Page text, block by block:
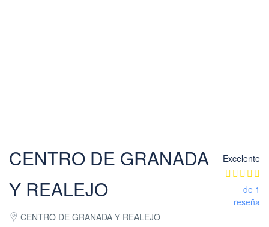
CENTRO DE GRANADA
Y REALEJO
CENTRO DE GRANADA Y REALEJO
Excelente
de 1
reseña